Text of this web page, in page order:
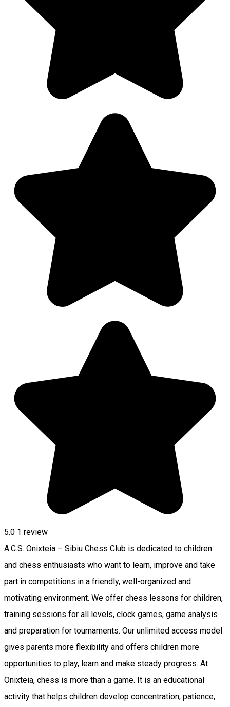
5.0 1 review
A.C.S. Onixteia – Sibiu Chess Club is dedicated to children
and chess enthusiasts who want to learn, improve and take
part in competitions in a friendly, well-organized and
motivating environment. We offer chess lessons for children,
training sessions for all levels, clock games, game analysis
and preparation for tournaments. Our unlimited access model
gives parents more flexibility and offers children more
opportunities to play, learn and make steady progress. At
Onixteia, chess is more than a game. It is an educational
activity that helps children develop concentration, patience,